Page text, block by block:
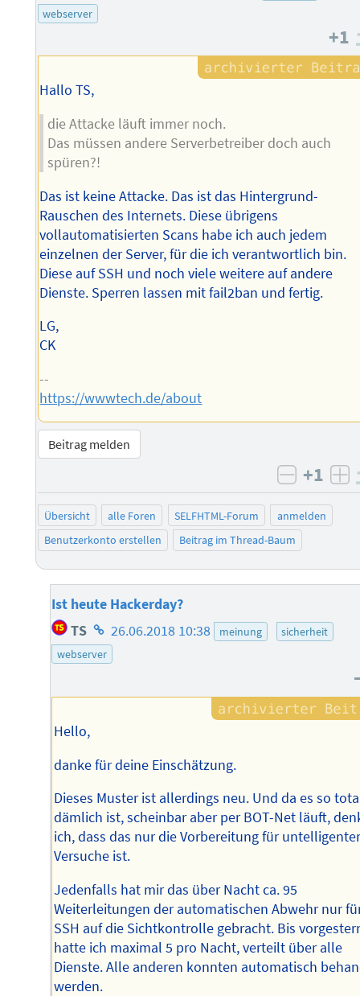
webserver
+1
Hallo TS,
die Attacke läuft immer noch.
Das müssen andere Serverbetreiber doch auch
spüren?!
Das ist keine Attacke. Das ist das Hintergrund-
Rauschen des Internets. Diese übrigens
vollautomatisierten Scans habe ich auch jedem
einzelnen der Server, für die ich verantwortlich bin.
Diese auf SSH und noch viele weitere auf andere
Dienste. Sperren lassen mit fail2ban und fertig.
LG,
CK
--
https://wwwtech.de/about
Beitrag melden
negativ
+1
Übersicht alle Foren SELFHTML-Forum
anmelden
Benutzerkonto erstellen
Beitrag im Thread-Baum
Ist heute Hackerday?
TS Homepage
des
26.06.2018 10:38 meinung
sicherheit
webserver
Hello,
danke für deine Einschätzung.
Dieses Muster ist allerdings neu. Und da es so
dämlich ist, scheinbar aber per BOT-Net läuft,
ich, dass das nur die Vorbereitung für
Versuche ist.
Jedenfalls hat mir das über Nacht ca. 95
Weiterleitungen der automatischen Abwehr nur
SSH auf die Sichtkontrolle gebracht. Bis
hatte ich maximal 5 pro Nacht, verteilt über alle
Dienste. Alle anderen konnten automatisch
werden.